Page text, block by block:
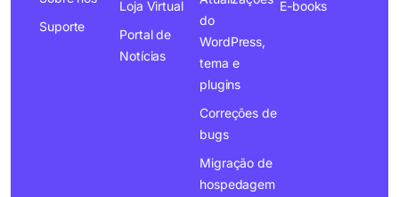
Suporte
Loja Virtual
Portal de
Notícias
do
WordPress,
tema e
plugins
Correções de
bugs
Migração de
hospedagem
E-books